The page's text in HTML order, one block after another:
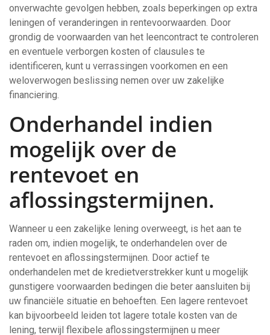
onverwachte gevolgen hebben, zoals beperkingen op extra
leningen of veranderingen in rentevoorwaarden. Door
grondig de voorwaarden van het leencontract te controleren
en eventuele verborgen kosten of clausules te
identificeren, kunt u verrassingen voorkomen en een
weloverwogen beslissing nemen over uw zakelijke
financiering.
Onderhandel indien
mogelijk over de
rentevoet en
aflossingstermijnen.
Wanneer u een zakelijke lening overweegt, is het aan te
raden om, indien mogelijk, te onderhandelen over de
rentevoet en aflossingstermijnen. Door actief te
onderhandelen met de kredietverstrekker kunt u mogelijk
gunstigere voorwaarden bedingen die beter aansluiten bij
uw financiële situatie en behoeften. Een lagere rentevoet
kan bijvoorbeeld leiden tot lagere totale kosten van de
lening, terwijl flexibele aflossingstermijnen u meer